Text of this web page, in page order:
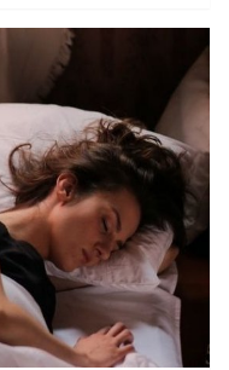
mężczyźni nie są
mają wpływ
i jak się okazuje,
miesiącach są nie
czarujące, a
sprawiają, że
oprzeć.Nie od
są w stanie bardzo
i choć horoskopy
przyszliśmy na
Okazuje się, że
szaleją na ich